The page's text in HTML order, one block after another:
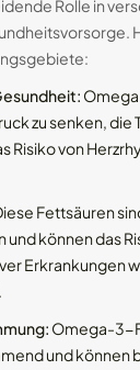
Rolle in
zu senken, die
Risiko von
Fettsäuren
und können das
Erkrankungen
Omega-3-
und können